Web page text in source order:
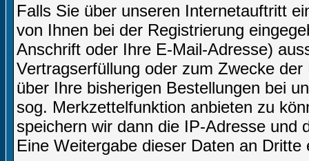
Falls Sie über unseren Internetauftritt
von Ihnen bei der Registrierung
Anschrift oder Ihre E-Mail-Adresse)
Vertragserfüllung oder zum Zwecke
über Ihre bisherigen Bestellungen bei
sog. Merkzettelfunktion anbieten zu
speichern wir dann die IP-Adresse und
Eine Weitergabe dieser Daten an